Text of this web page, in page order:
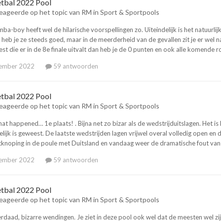
2022 Pool
op het topic van RM in Sport & Sportpools
boy heeft wel de hilarische voorspellingen zo. Uiteindelijk is het
je ze steeds goed, maar in de meerderheid van de gevallen zit je er wel
die er in de 8e finale uitvalt dan heb je de 0 punten en ook alle komende
2022 59 antwoorden
2022 Pool
op het topic van RM in Sport & Sportpools
happened… 1e plaats! . Bijna net zo bizar als de wedstrijduitslagen. Het
is geweest. De laatste wedstrijden lagen vrijwel overal volledig open
in de poule met Duitsland en vandaag weer de dramatische fout
2022 59 antwoorden
2022 Pool
op het topic van RM in Sport & Sportpools
bizarre wendingen. Je ziet in deze pool ook wel dat de meesten wel